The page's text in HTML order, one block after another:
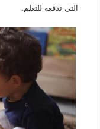
التي تدفعه للتعلم.